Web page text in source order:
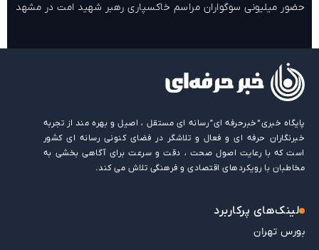
حضور میلیونی سوگواران مراسم خاکسپاری رهبر شهید امت در مشهد
پایگاه خبری “خبرحرفه ای” رسانه ای مستقل ، اصیل و بهره مند از تجربه
خبرنگاران حرفه ای و فعال و تلاشگر در فضای کنونی رسانه ای کشور
است که با رعایت اصول صحت ، دقت و سرعت برای آگاهی بخشی به
مخاطبان با رویکردهای اقتصادی و فرهنگی تلاش می کند.
لینک‌های پرکاربرد
بورس تهران